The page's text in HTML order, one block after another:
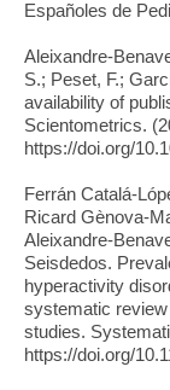
Españoles de
Aleixandre-
S.; Peset, F.;
availability of
Scientometrics.
https://doi.org/
Ferrán Catalá-
Ricard Gènova-
Aleixandre-
Seisdedos.
hyperactivity
systematic review
studies.
https://doi.org/